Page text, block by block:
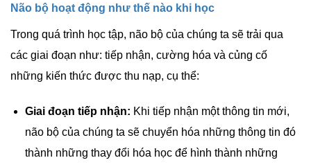
Não bộ hoạt động như thế nào khi học
Trong quá trình học tập, não bộ của chúng ta sẽ trải qua
các giai đoạn như: tiếp nhận, cường hóa và củng cố
những kiến thức được thu nạp, cụ thể:
Giai đoạn tiếp nhận: Khi tiếp nhận một thông tin mới,
não bộ của chúng ta sẽ chuyển hóa những thông tin đó
thành những thay đổi hóa học để hình thành những